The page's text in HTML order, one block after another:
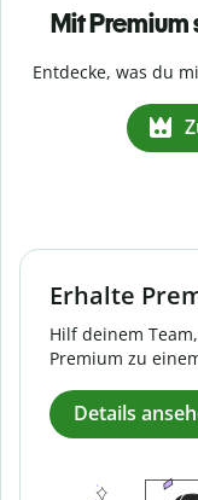
Mit Premium
Entdecke, was du
Erhalte
Hilf deinem
Premium zu
Details